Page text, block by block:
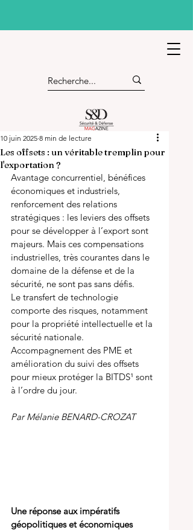
Les offsets : un véritable tremplin pour
l'exportation ?
10 juin 2025 8 min de lecture
Avantage concurrentiel, bénéfices
économiques et industriels,
renforcement des relations
stratégiques : les leviers des offsets
pour se développer à l’export sont
majeurs. Mais ces compensations
industrielles, très courantes dans le
domaine de la défense et de la
sécurité, ne sont pas sans défis.
Le transfert de technologie
comporte des risques, notamment
pour la propriété intellectuelle et la
sécurité nationale.
Accompagnement des PME et
amélioration du suivi des offsets
pour mieux protéger la BITDS¹ sont
à l’ordre du jour.
Par Mélanie BENARD-CROZAT
Une réponse aux impératifs
géopolitiques et économiques